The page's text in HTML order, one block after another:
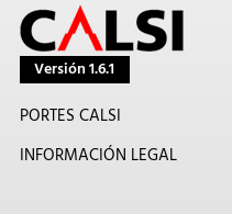
Versión 1.6.1
PORTES CALSI
INFORMACIÓN LEGAL